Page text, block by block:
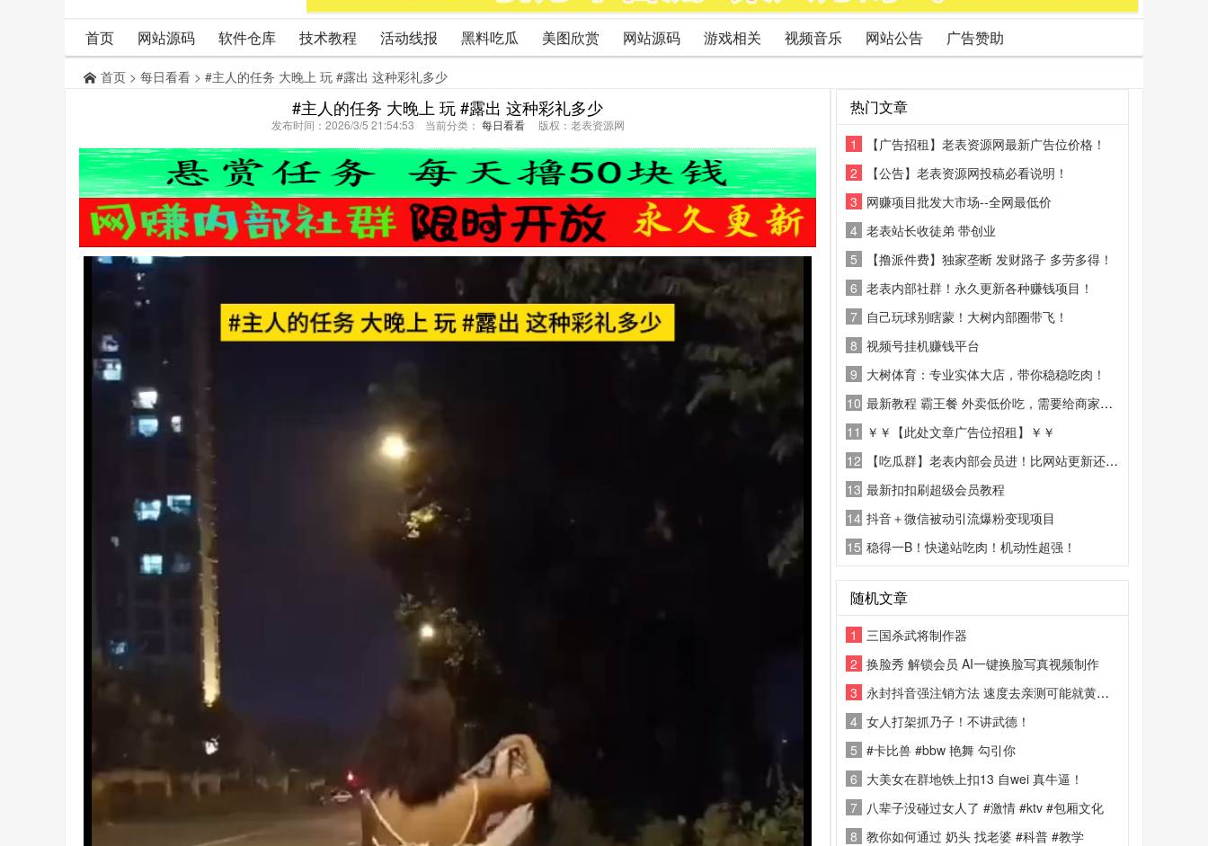
首页 网站源码 软件仓库 技术教程 活动线报 黑料吃瓜 美图欣赏 网站源码 游戏相关 视频音乐 网站公告 广告赞助
首页 > 每日看看 > #主人的任务 大晚上 玩 #露出 这种彩礼多少
#主人的任务 大晚上 玩 #露出 这种彩礼多少
发布时间：2026/3/5 21:54:53 当前分类： 每日看看版权：老表资源网
热门文章
1
【广告招租】老表资源网最新广告位价格！
2
【公告】老表资源网投稿必看说明！
3 网赚项目批发大市场--全网最低价
4 老表站长收徒弟 带创业
5
【撸派件费】独家垄断 发财路子 多劳多得！
6 老表内部社群！永久更新各种赚钱项目！
7 自己玩球别瞎蒙！大树内部圈带飞！
8 视频号挂机赚钱平台
9 大树体育：专业实体大店，带你稳稳吃肉！
10 最新教程 霸王餐 外卖低价吃，需要给商家好评
11 ￥￥【此处文章广告位招租】￥￥
12
【吃瓜群】老表内部会员进！比网站更新还精彩！
13 最新扣扣刷超级会员教程
14 抖音＋微信被动引流爆粉变现项目
15 稳得一B！快递站吃肉！机动性超强！
随机文章
1
三国杀武将制作器
2 换脸秀 解锁会员 AI一键换脸写真视频制作
3 永封抖音强注销方法 速度去亲测可能就黄了！
4 女人打架抓乃子！不讲武德！
5 #卡比兽 #bbw 艳舞 勾引你
6 大美女在群地铁上扣13 自wei 真牛逼！
7 八辈子没碰过女人了 #激情 #ktv #包厢文化
8 教你如何通过 奶头 找老婆 #科普 #教学